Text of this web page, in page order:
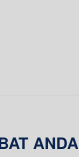
ANDA